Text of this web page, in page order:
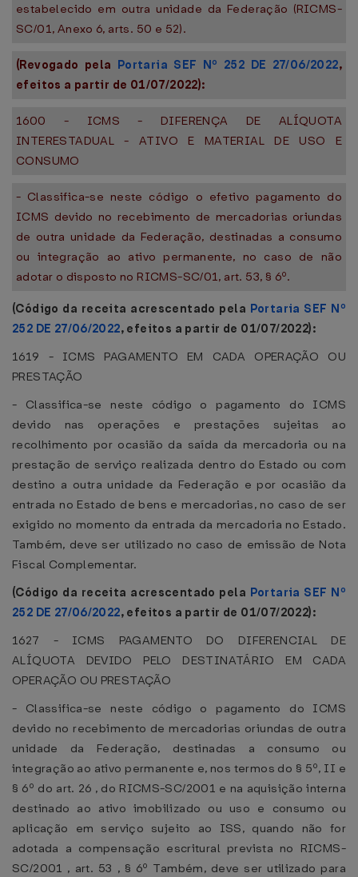
estabelecido em outra unidade da Federação (RICMS-
SC/01, Anexo 6, arts. 50 e 52).
(Revogado pela Portaria SEF Nº 252 DE 27/06/2022,
efeitos a partir de 01/07/2022):
1600 - ICMS - DIFERENÇA DE ALÍQUOTA
INTERESTADUAL - ATIVO E MATERIAL DE USO E
CONSUMO
- Classifica-se neste código o efetivo pagamento do
ICMS devido no recebimento de mercadorias oriundas
de outra unidade da Federação, destinadas a consumo
ou integração ao ativo permanente, no caso de não
adotar o disposto no RICMS-SC/01, art. 53, § 6º.
(Código da receita acrescentado pela Portaria SEF Nº
252 DE 27/06/2022, efeitos a partir de 01/07/2022):
1619 - ICMS PAGAMENTO EM CADA OPERAÇÃO OU
PRESTAÇÃO
- Classifica-se neste código o pagamento do ICMS
devido nas operações e prestações sujeitas ao
recolhimento por ocasião da saída da mercadoria ou na
prestação de serviço realizada dentro do Estado ou com
destino a outra unidade da Federação e por ocasião da
entrada no Estado de bens e mercadorias, no caso de ser
exigido no momento da entrada da mercadoria no Estado.
Também, deve ser utilizado no caso de emissão de Nota
Fiscal Complementar.
(Código da receita acrescentado pela Portaria SEF Nº
252 DE 27/06/2022, efeitos a partir de 01/07/2022):
1627 - ICMS PAGAMENTO DO DIFERENCIAL DE
ALÍQUOTA DEVIDO PELO DESTINATÁRIO EM CADA
OPERAÇÃO OU PRESTAÇÃO
- Classifica-se neste código o pagamento do ICMS
devido no recebimento de mercadorias oriundas de outra
unidade da Federação, destinadas a consumo ou
integração ao ativo permanente e, nos termos do § 5º, II e
§ 6º do art. 26 , do RICMS-SC/2001 e na aquisição interna
destinado ao ativo imobilizado ou uso e consumo ou
aplicação em serviço sujeito ao ISS, quando não for
adotada a compensação escritural prevista no RICMS-
SC/2001 , art. 53 , § 6º Também, deve ser utilizado para